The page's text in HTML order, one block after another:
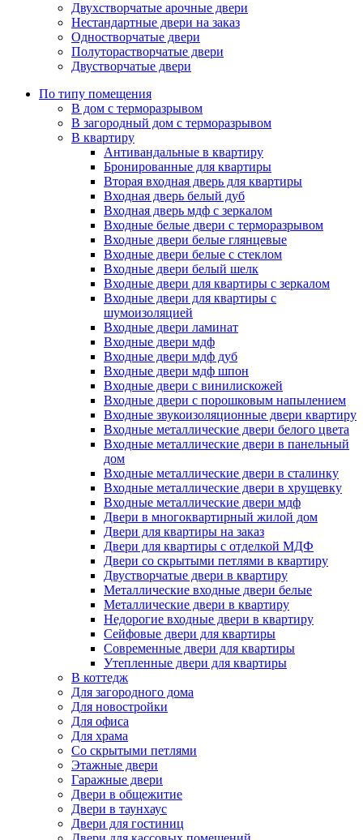
Двухстворчатые арочные двери
Нестандартные двери на заказ
Одностворчатые двери
Полуторастворчатые двери
Двустворчатые двери
По типу помещения
В дом с терморазрывом
В загородный дом с терморазрывом
В квартиру
Антивандальные в квартиру
Бронированные для квартиры
Вторая входная дверь для квартиры
Входная дверь белый дуб
Входная дверь мдф с зеркалом
Входные белые двери с терморазрывом
Входные двери белые глянцевые
Входные двери белые с стеклом
Входные двери белый шелк
Входные двери для квартиры с зеркалом
Входные двери для квартиры с
шумоизоляцией
Входные двери ламинат
Входные двери мдф
Входные двери мдф дуб
Входные двери мдф шпон
Входные двери с винилискожей
Входные двери с порошковым напылением
Входные звукоизоляционные двери квартиру
Входные металлические двери белого цвета
Входные металлические двери в панельный
дом
Входные металлические двери в сталинку
Входные металлические двери в хрущевку
Входные металлические двери мдф
Двери в многоквартирный жилой дом
Двери для квартиры на заказ
Двери для квартиры с отделкой МДФ
Двери со скрытыми петлями в квартиру
Двустворчатые двери в квартиру
Металлические входные двери белые
Металлические двери в квартиру
Недорогие входные двери в квартиру
Сейфовые двери для квартиры
Современные двери для квартиры
Утепленные двери для квартиры
В коттедж
Для загородного дома
Для новостройки
Для офиса
Для храма
Со скрытыми петлями
Этажные двери
Гаражные двери
Двери в общежитие
Двери в таунхаус
Двери для гостиниц